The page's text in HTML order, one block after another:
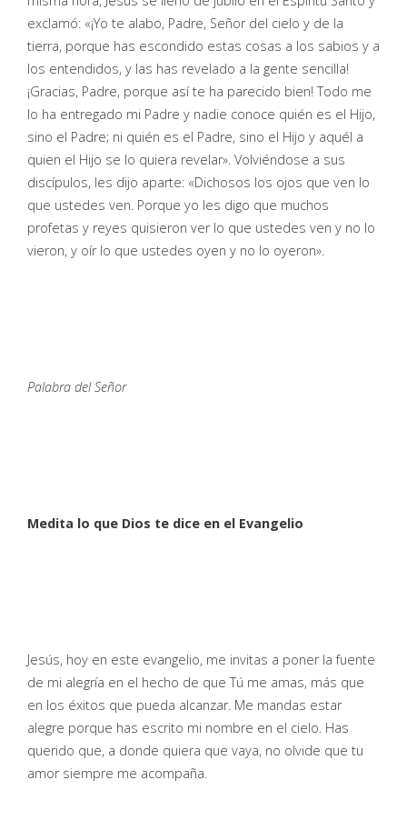
exclamó: «¡Yo te alabo, Padre, Señor del cielo y de la
tierra, porque has escondido estas cosas a los sabios y a
los entendidos, y las has revelado a la gente sencilla!
¡Gracias, Padre, porque así te ha parecido bien! Todo me
lo ha entregado mi Padre y nadie conoce quién es el Hijo,
sino el Padre; ni quién es el Padre, sino el Hijo y aquél a
quien el Hijo se lo quiera revelar». Volviéndose a sus
discípulos, les dijo aparte: «Dichosos los ojos que ven lo
que ustedes ven. Porque yo les digo que muchos
profetas y reyes quisieron ver lo que ustedes ven y no lo
vieron, y oír lo que ustedes oyen y no lo oyeron».
Palabra del Señor
Medita lo que Dios te dice en el Evangelio
Jesús, hoy en este evangelio, me invitas a poner la fuente
de mi alegría en el hecho de que Tú me amas, más que
en los éxitos que pueda alcanzar. Me mandas estar
alegre porque has escrito mi nombre en el cielo. Has
querido que, a donde quiera que vaya, no olvide que tu
amor siempre me acompaña.